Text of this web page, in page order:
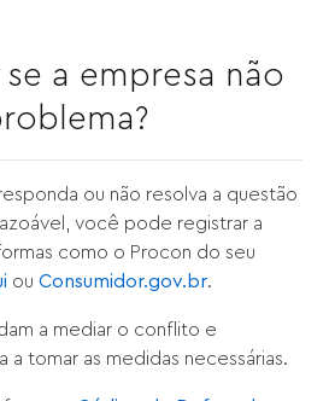
a empresa não
ou não resolva a questão
você pode registrar a
como o Procon do seu
ouConsumidor.gov.br.
a mediar o conflito e
a tomar as medidas necessárias.